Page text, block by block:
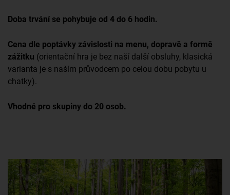
Doba trvání se pohybuje od 4 do 6 hodin.
Cena dle poptávky závislosti na menu, dopravě a formě
zážitku (orientační hra je bez naší další obsluhy, klasická
varianta je s naším průvodcem po celou dobu pobytu u
chatky).
Vhodné pro skupiny do 20 osob.